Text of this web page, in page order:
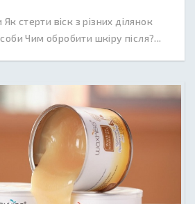
стерти віск з різних ділянок
Чим обробити шкіру після?...